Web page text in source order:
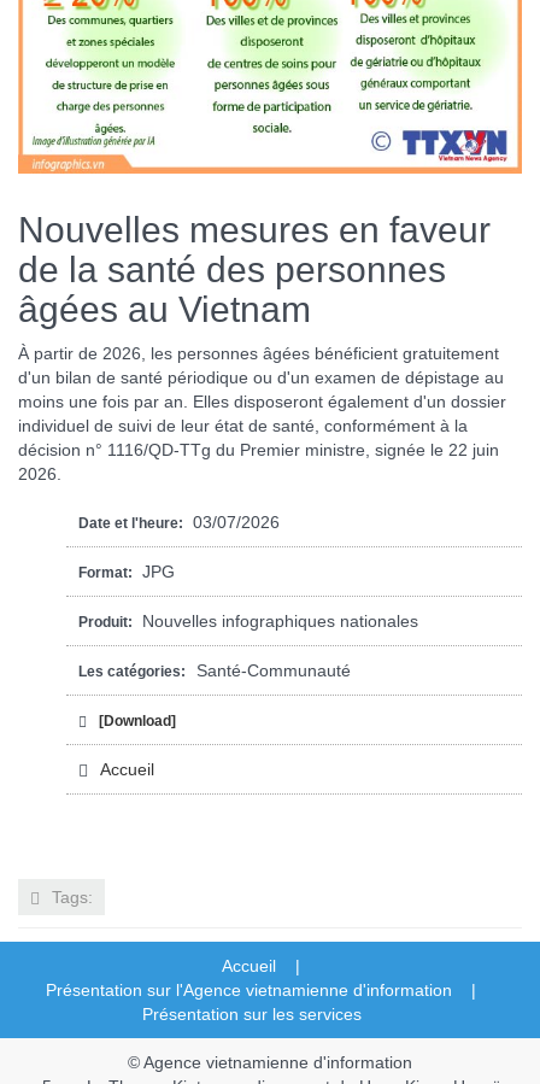
Nouvelles mesures en faveur
de la santé des personnes
âgées au Vietnam
À partir de 2026, les personnes âgées bénéficient gratuitement
d'un bilan de santé périodique ou d'un examen de dépistage au
moins une fois par an. Elles disposeront également d'un dossier
individuel de suivi de leur état de santé, conformément à la
décision n° 1116/QD-TTg du Premier ministre, signée le 22 juin
2026.
Date et l'heure: 03/07/2026
Format: JPG
Produit: Nouvelles infographiques nationales
Les catégories: Santé-Communauté
[Download]
Accueil
Tags:
Accueil |
Présentation sur l'Agence vietnamienne d'information |
Présentation sur les services
© Agence vietnamienne d'information